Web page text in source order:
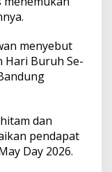
menyebut
Buruh Se-
dan
pendapat
Day 2026.